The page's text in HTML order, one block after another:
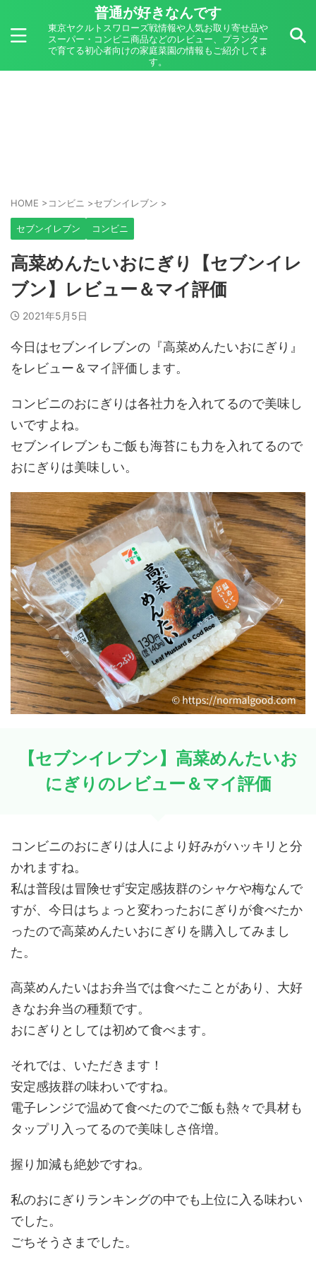
普通が好きなんです
東京ヤクルトスワローズ戦情報や人気お取り寄せ品や
スーパー・コンビニ商品などのレビュー、プランター
で育てる初心者向けの家庭菜園の情報もご紹介してま
す。
HOME >コンビニ >セブンイレブン >
セブンイレブン コンビニ
高菜めんたいおにぎり【セブンイレ
ブン】レビュー＆マイ評価
2021年5月5日
今日はセブンイレブンの『高菜めんたいおにぎり』
をレビュー＆マイ評価します。
コンビニのおにぎりは各社力を入れてるので美味し
いですよね。
セブンイレブンもご飯も海苔にも力を入れてるので
おにぎりは美味しい。
【セブンイレブン】高菜めんたいお
にぎりのレビュー＆マイ評価
コンビニのおにぎりは人により好みがハッキリと分
かれますね。
私は普段は冒険せず安定感抜群のシャケや梅なんで
すが、今日はちょっと変わったおにぎりが食べたか
ったので高菜めんたいおにぎりを購入してみまし
た。
高菜めんたいはお弁当では食べたことがあり、大好
きなお弁当の種類です。
おにぎりとしては初めて食べます。
それでは、いただきます！
安定感抜群の味わいですね。
電子レンジで温めて食べたのでご飯も熱々で具材も
タップリ入ってるので美味しさ倍増。
握り加減も絶妙ですね。
私のおにぎりランキングの中でも上位に入る味わい
でした。
ごちそうさまでした。